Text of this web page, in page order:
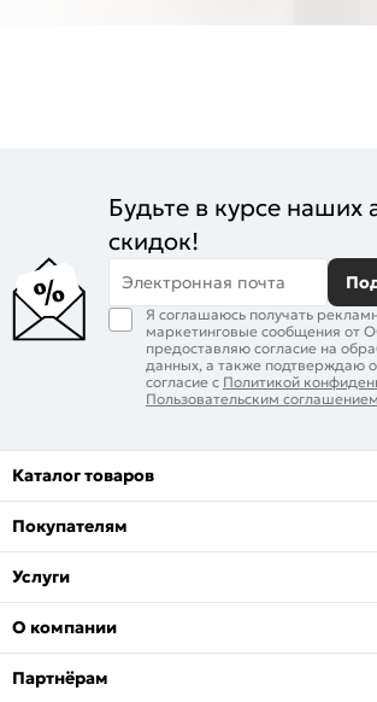
Будьте в курсе наших
скидок!
Электронная почта
Я соглашаюсь получать
маркетинговые сообщения от
предоставляю согласие на
данных, а также подтверждаю
согласие с Политикой
Пользовательским соглашением
Каталог товаров
Покупателям
Услуги
О компании
Партнёрам